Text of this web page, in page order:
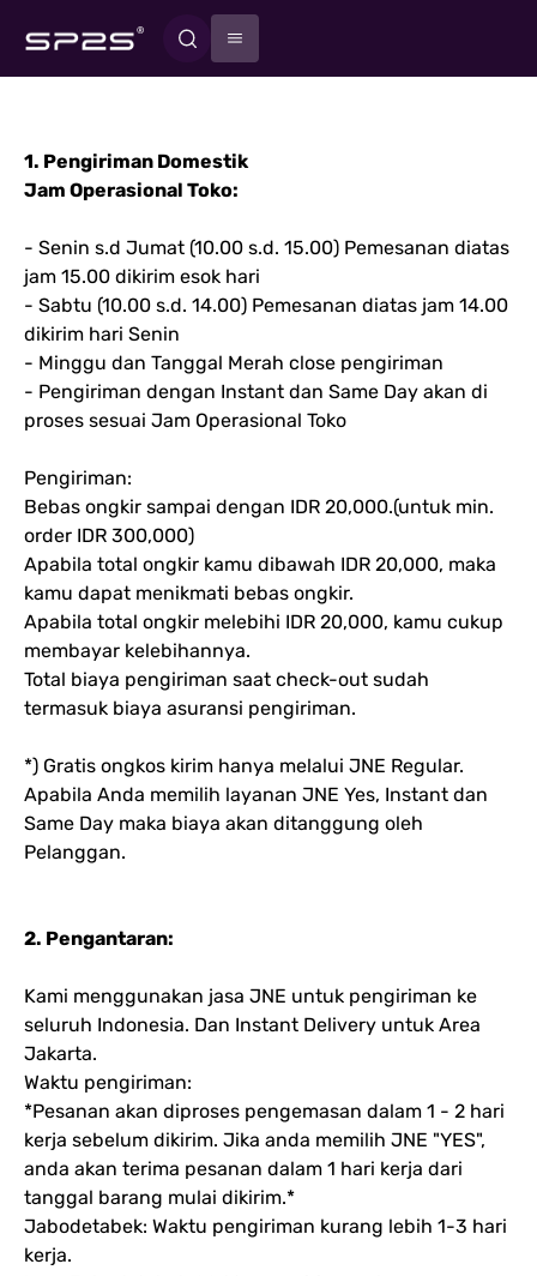
1. Pengiriman Domestik
Jam Operasional Toko:
- Senin s.d Jumat (10.00 s.d. 15.00) Pemesanan diatas
jam 15.00 dikirim esok hari
- Sabtu (10.00 s.d. 14.00) Pemesanan diatas jam 14.00
dikirim hari Senin
- Minggu dan Tanggal Merah close pengiriman
- Pengiriman dengan Instant dan Same Day akan di
proses sesuai Jam Operasional Toko
Pengiriman:
Bebas ongkir sampai dengan IDR 20,000.(untuk min.
order IDR 300,000)
Apabila total ongkir kamu dibawah IDR 20,000, maka
kamu dapat menikmati bebas ongkir.
Apabila total ongkir melebihi IDR 20,000, kamu cukup
membayar kelebihannya.
Total biaya pengiriman saat check-out sudah
termasuk biaya asuransi pengiriman.
*) Gratis ongkos kirim hanya melalui JNE Regular.
Apabila Anda memilih layanan JNE Yes, Instant dan
Same Day maka biaya akan ditanggung oleh
Pelanggan.
2. Pengantaran:
Kami menggunakan jasa JNE untuk pengiriman ke
seluruh Indonesia. Dan Instant Delivery untuk Area
Jakarta.
Waktu pengiriman:
*Pesanan akan diproses pengemasan dalam 1 - 2 hari
kerja sebelum dikirim. Jika anda memilih JNE "YES",
anda akan terima pesanan dalam 1 hari kerja dari
tanggal barang mulai dikirim.*
Jabodetabek: Waktu pengiriman kurang lebih 1-3 hari
kerja.